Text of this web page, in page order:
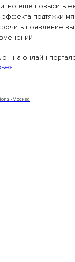
но еще повысить ее
подтяжки
появление
- на онлайн-
Москва